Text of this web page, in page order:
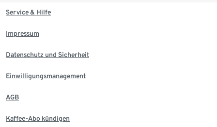
Service & Hilfe
Impressum
Datenschutz und Sicherheit
Einwilligungsmanagement
AGB
Kaffee-Abo kündigen